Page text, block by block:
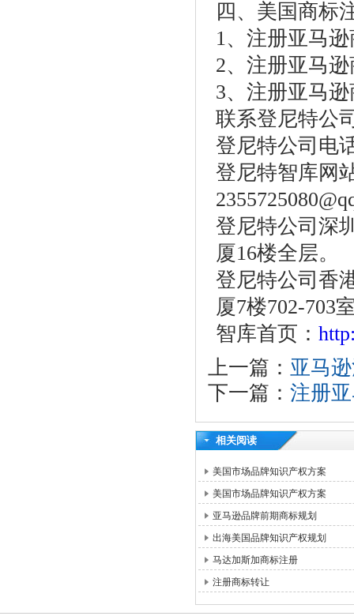
四、美国商标
1、注册亚马
2、注册亚马
3、注册亚马
联系登尼特公
登尼特公司电
登尼特智库网
登尼特公司深
厦16楼全层。
登尼特公司香
厦7楼702-703
智库首页：
上一篇： 亚马
下一篇： 注册
相关阅读
美国市场品牌知识产权方案
美国市场品牌知识产权方案
亚马逊品牌前期商标规划
出海美国品牌知识产权规划
马达加斯加商标注册
注册商标转让